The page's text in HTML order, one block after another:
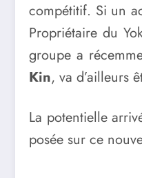
compétitif. Si un
Propriétaire du
groupe a
Kin, va d’ailleurs
La potentielle
posée sur ce